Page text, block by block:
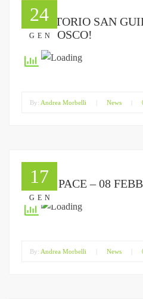
24
GEN
L’ORATORIO SAN
DON BOSCO!
By: Andrea Morbelli News
17
GEN
FESTA PACE – 08
By: Andrea Morbelli News